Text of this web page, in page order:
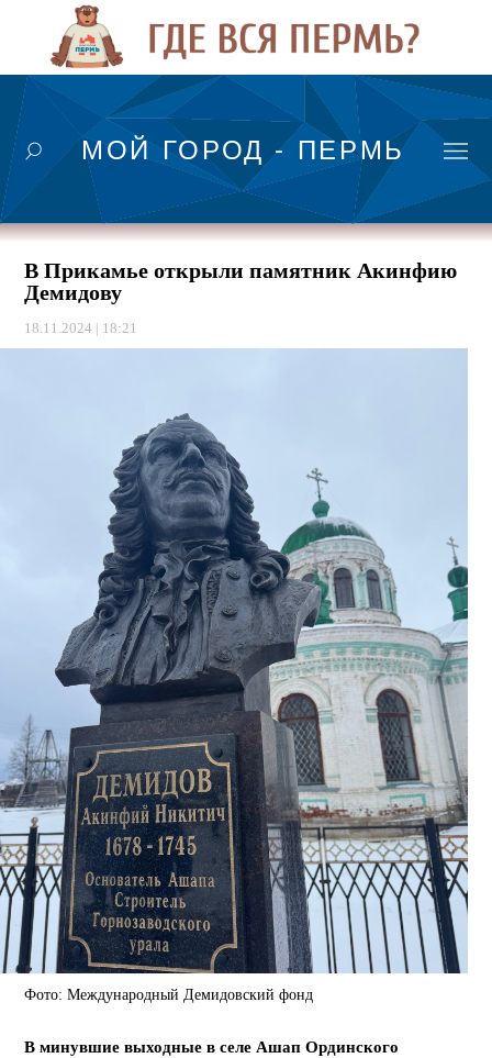
МОЙ ГОРОД - ПЕРМЬ
В Прикамье открыли памятник Акинфию
Демидову
18.11.2024 | 18:21
Фото: Международный Демидовский фонд
В минувшие выходные в селе Ашап Ординского